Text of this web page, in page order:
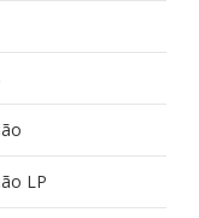
LP